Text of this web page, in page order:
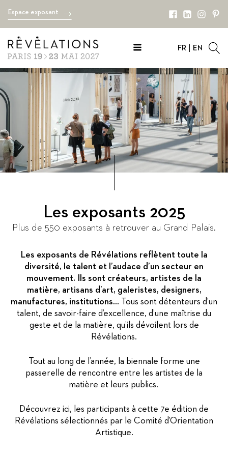
Espace exposant
FR EN
Les exposants 2025
Plus de 550 exposants à retrouver au Grand Palais.
Les exposants de Révélations reflètent toute la
diversité, le talent et l’audace d’un secteur en
mouvement. Ils sont créateurs, artistes de la
matière, artisans d’art, galeristes, designers,
manufactures, institutions... Tous sont détenteurs d’un
talent, de savoir-faire d’excellence, d’une maîtrise du
geste et de la matière, qu’ils dévoilent lors de
Révélations.
Tout au long de l’année, la biennale forme une
passerelle de rencontre entre les artistes de la
matière et leurs publics.
Découvrez ici, les participants à cette 7e édition de
Révélations sélectionnés par le Comité d’Orientation
Artistique.